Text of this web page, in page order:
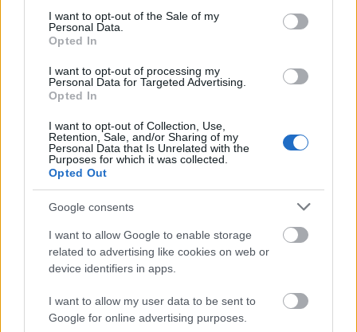
consent section.
I want to opt-out of the Sale of my
Personal Data.
Opted In
I want to opt-out of processing my
Personal Data for Targeted Advertising.
Opted In
I want to opt-out of Collection, Use,
Retention, Sale, and/or Sharing of my
Personal Data that Is Unrelated with the
Purposes for which it was collected.
Opted Out
Google consents
I want to allow Google to enable storage
related to advertising like cookies on web or
device identifiers in apps.
I want to allow my user data to be sent to
Google for online advertising purposes.
Marseille-be
FRANCIAORSZÁG: A marseille-i közlekedési vállalat,
az RTM 57 millió eurós szerződést kötött a CAF-val
15 villamos szállítására, amely további opciókkal
bővíthető a hálózat jövőbeli bővítése érdekében. Az
forrása: www.railwaygazette.com) A hétrészes,
alacsonypadlós…